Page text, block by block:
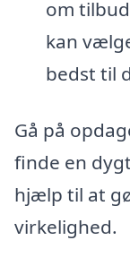
om
kan
bedst til
Gå på
finde en
hjælp til at
virkelighed.